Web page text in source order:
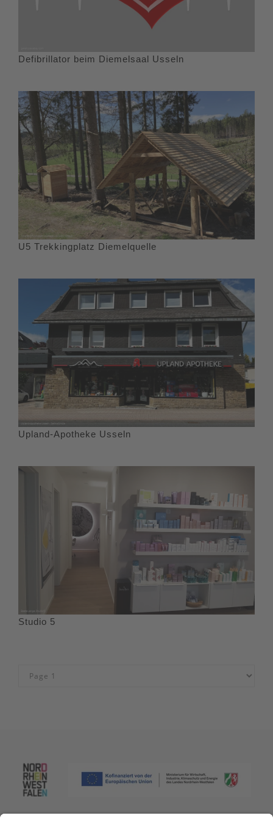
Defibrillator beim Diemelsaal Usseln
U5 Trekkingplatz Diemelquelle
Upland-Apotheke Usseln
Studio 5